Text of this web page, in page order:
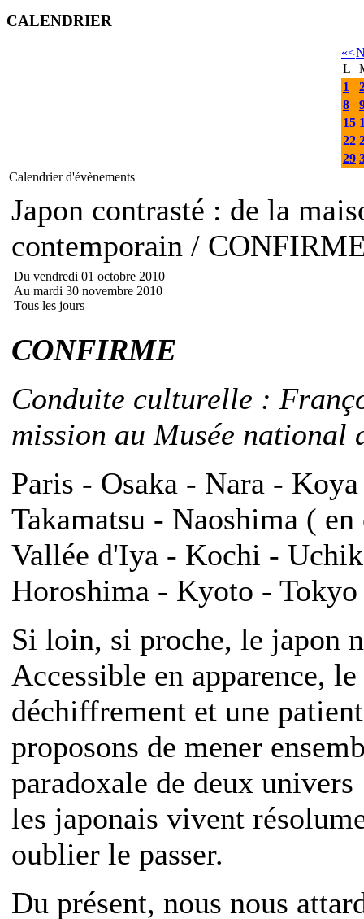
CALENDRIER
«<
L
1
8
15
22
29
Calendrier d'évènements
Japon contrasté : de la
contemporain /
Du vendredi 01 octobre 2010
Au mardi 30 novembre 2010
Tous les jours
CONFIRME
Conduite culturelle :
mission au Musée national
Paris - Osaka - Nara -
Takamatsu - Naoshima (
Vallée d'Iya - Kochi -
Horoshima - Kyoto -
Si loin, si proche, le japon
Accessible en apparence,
déchiffrement et une
proposons de mener
paradoxale de deux
les japonais vivent
oublier le passer.
Du présent, nous nous